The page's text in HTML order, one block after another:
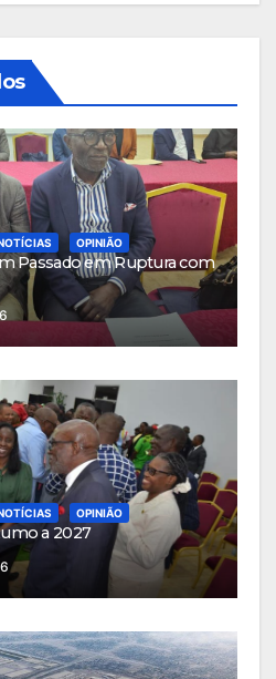
OPINIÃO
Passado em Ruptura com
OPINIÃO
a 2027